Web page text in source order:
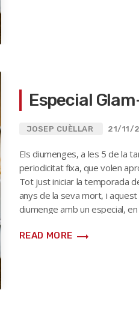
Especial
JOSEP CUÈLLAR 21/11/
Els diumenges, a les 5 de la
periodicitat fixa, que volen
Tot just iniciar la temporada
anys de la seva mort, i
diumenge amb un especial,
READ MORE trending_flat